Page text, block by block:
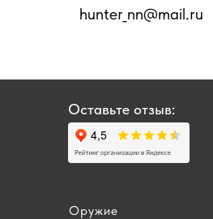
hunter_nn@mail.ru
Оставьте отзыв:
Оружие